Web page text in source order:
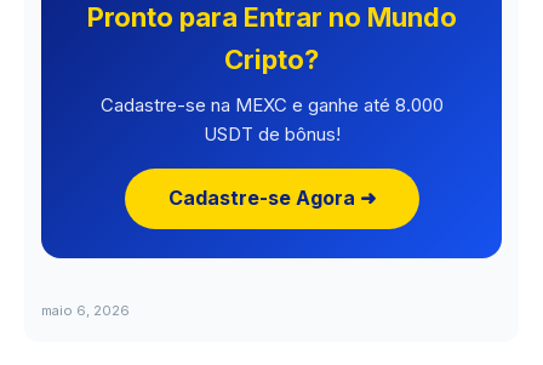
Pronto para Entrar no Mundo
Cripto?
Cadastre-se na MEXC e ganhe até 8.000
USDT de bônus!
Cadastre-se Agora ➜
maio 6, 2026